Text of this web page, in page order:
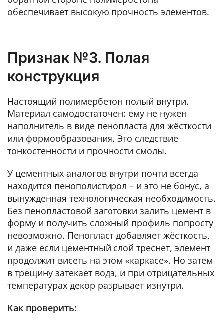
обеспечивает высокую прочность элементов.
Признак №3. Полая
конструкция
Настоящий полимербетон полый внутри.
Материал самодостаточен: ему не нужен
наполнитель в виде пенопласта для жёсткости
или формообразования. Это следствие
тонкостенности и прочности смолы.
У цементных аналогов внутри почти всегда
находится пенополистирол – и это не бонус, а
вынужденная технологическая необходимость.
Без пенопластовой заготовки залить цемент в
форму и получить сложный профиль попросту
невозможно. Пенопласт добавляет жёсткость,
и даже если цементный слой треснет, элемент
продолжит висеть на этом «каркасе». Но затем
в трещину затекает вода, и при отрицательных
температурах декор разрывает изнутри.
Как проверить: